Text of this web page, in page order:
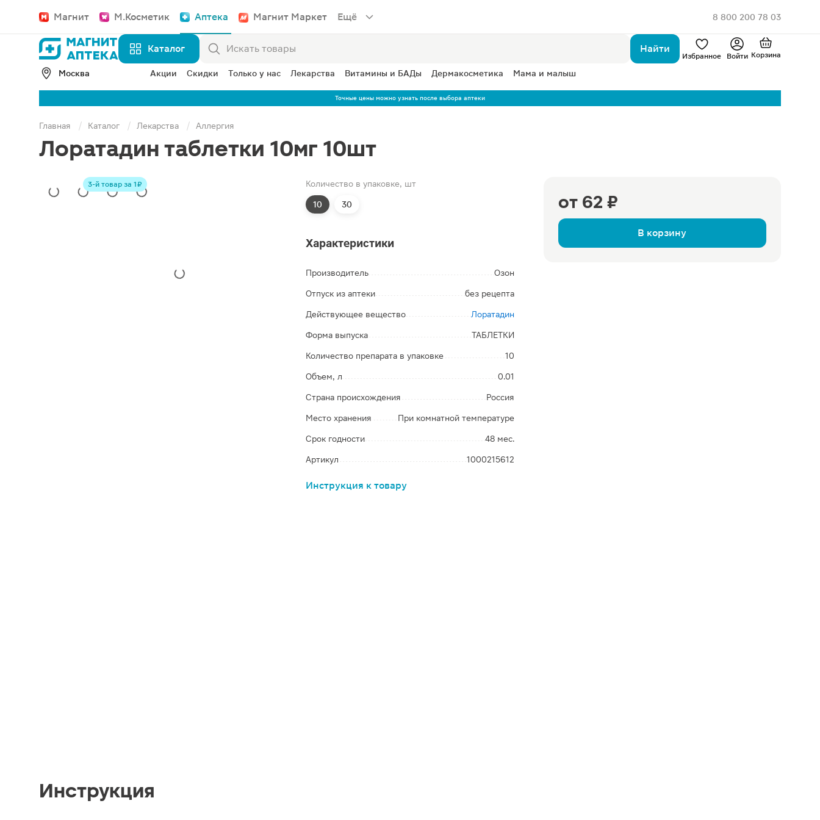
Магнит М.Косметик Аптека Магнит Маркет Ещё 8 800 200 78 03
Каталог Найти
Избранное Войти Корзина
Москва Акции Скидки Только у нас Лекарства Витамины и БАДы Дермакосметика Мама и малыш
Точные цены можно узнать после выбора аптеки
Главная Каталог Лекарства Аллергия
Лоратадин таблетки 10мг 10шт
3-й товар за 1 ₽
от 62 ₽
В корзину
Количество в упаковке, шт
10 30
Характеристики
Производитель Озон
Отпуск из аптеки без рецепта
Действующее вещество Лоратадин
Форма выпуска ТАБЛЕТКИ
Количество препарата в упаковке 10
Объем, л 0.01
Страна происхождения Россия
Место хранения При комнатной температуре
Срок годности 48 мес.
Артикул 1000215612
Инструкция к товару
Инструкция